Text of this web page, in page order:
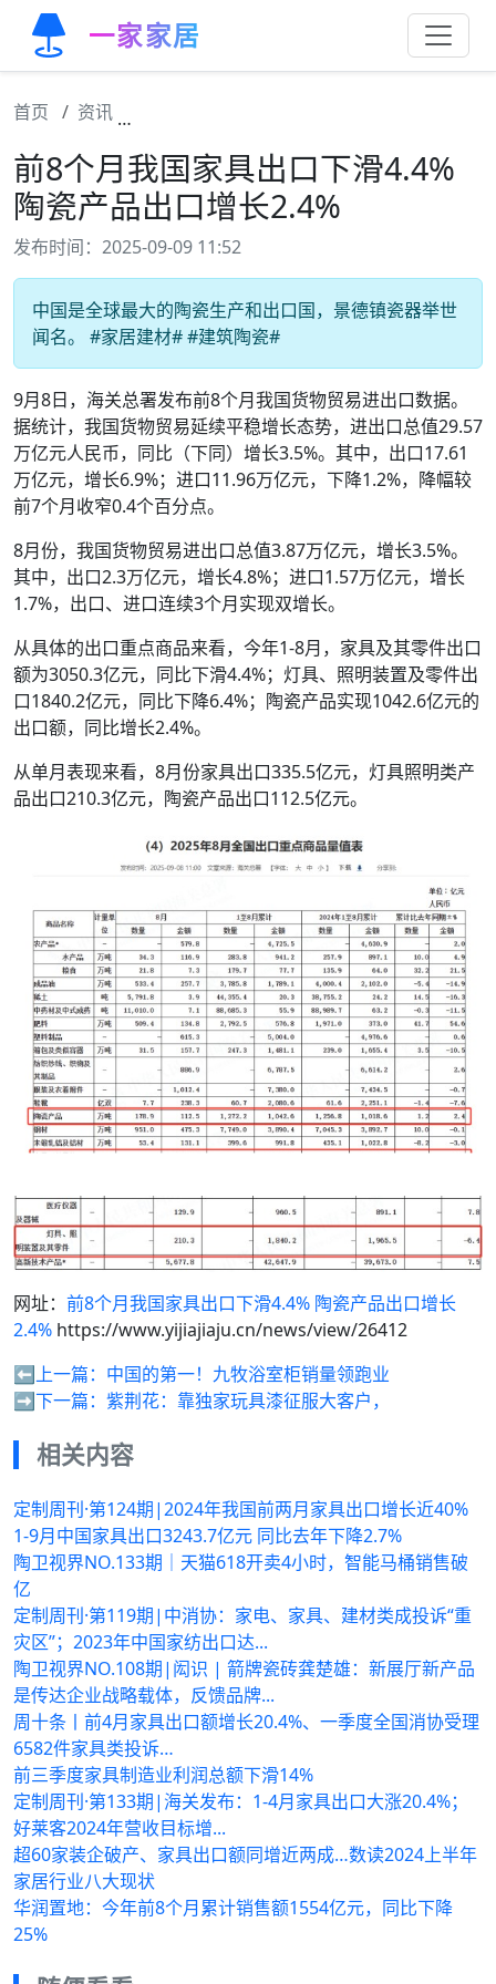
一家家居
首页 资讯
前8个月我国家具出口下滑4.4%
陶瓷产品出口增长2.4%
发布时间：2025-09-09 11:52
中国是全球最大的陶瓷生产和出口国，景德镇瓷器举世
闻名。 #家居建材# #建筑陶瓷#
9月8日，海关总署发布前8个月我国货物贸易进出口数据。
据统计，我国货物贸易延续平稳增长态势，进出口总值29.57
万亿元人民币，同比（下同）增长3.5%。其中，出口17.61
万亿元，增长6.9%；进口11.96万亿元，下降1.2%，降幅较
前7个月收窄0.4个百分点。
8月份，我国货物贸易进出口总值3.87万亿元，增长3.5%。
其中，出口2.3万亿元，增长4.8%；进口1.57万亿元，增长
1.7%，出口、进口连续3个月实现双增长。
从具体的出口重点商品来看，今年1-8月，家具及其零件出口
额为3050.3亿元，同比下滑4.4%；灯具、照明装置及零件出
口1840.2亿元，同比下降6.4%；陶瓷产品实现1042.6亿元的
出口额，同比增长2.4%。
从单月表现来看，8月份家具出口335.5亿元，灯具照明类产
品出口210.3亿元，陶瓷产品出口112.5亿元。
网址： 前8个月我国家具出口下滑4.4% 陶瓷产品出口增长
2.4% https://www.yijiajiaju.cn/news/view/26412
⬅️上一篇： 中国的第一！九牧浴室柜销量领跑业
➡️下一篇： 紫荆花：靠独家玩具漆征服大客户，
相关内容
定制周刊·第124期|2024年我国前两月家具出口增长近40%
1-9月中国家具出口3243.7亿元 同比去年下降2.7%
陶卫视界NO.133期｜天猫618开卖4小时，智能马桶销售破
亿
定制周刊·第119期|中消协：家电、家具、建材类成投诉“重
灾区”；2023年中国家纺出口达...
陶卫视界NO.108期|闳识 | 箭牌瓷砖龚楚雄：新展厅新产品
是传达企业战略载体，反馈品牌...
周十条丨前4月家具出口额增长20.4%、一季度全国消协受理
6582件家具类投诉…
前三季度家具制造业利润总额下滑14%
定制周刊·第133期|海关发布：1-4月家具出口大涨20.4%；
好莱客2024年营收目标增...
超60家装企破产、家具出口额同增近两成…数读2024上半年
家居行业八大现状
华润置地：今年前8个月累计销售额1554亿元，同比下降
25%